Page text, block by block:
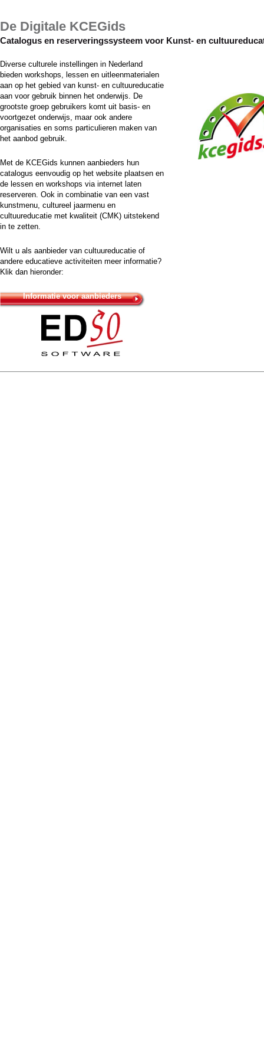
De Digitale KCEGids
Catalogus en reserveringssysteem voor Kunst- en
Diverse culturele instellingen in Nederland
bieden workshops, lessen en uitleenmaterialen
aan op het gebied van kunst- en cultuureducatie
aan voor gebruik binnen het onderwijs. De
grootste groep gebruikers komt uit basis- en
voortgezet onderwijs, maar ook andere
organisaties en soms particulieren maken van
het aanbod gebruik.
Met de KCEGids kunnen aanbieders hun
catalogus eenvoudig op het website plaatsen en
de lessen en workshops via internet laten
reserveren. Ook in combinatie van een vast
kunstmenu, cultureel jaarmenu en
cultuureducatie met kwaliteit (CMK) uitstekend
in te zetten.
Wilt u als aanbieder van cultuureducatie of
andere educatieve activiteiten meer informatie?
Klik dan hieronder:
Informatie voor aanbieders